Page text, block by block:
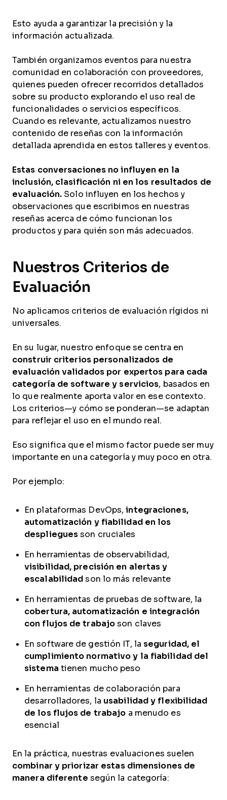
Esto ayuda a garantizar la precisión y la
información actualizada.
También organizamos eventos para nuestra
comunidad en colaboración con proveedores,
quienes pueden ofrecer recorridos detallados
sobre su producto explorando el uso real de
funcionalidades o servicios específicos.
Cuando es relevante, actualizamos nuestro
contenido de reseñas con la información
detallada aprendida en estos talleres y eventos.
Estas conversaciones no influyen en la
inclusión, clasificación ni en los resultados de
evaluación. Solo influyen en los hechos y
observaciones que escribimos en nuestras
reseñas acerca de cómo funcionan los
productos y para quién son más adecuados.
Nuestros Criterios de
Evaluación
No aplicamos criterios de evaluación rígidos ni
universales.
En su lugar, nuestro enfoque se centra en
construir criterios personalizados de
evaluación validados por expertos para cada
categoría de software y servicios, basados en
lo que realmente aporta valor en ese contexto.
Los criterios—y cómo se ponderan—se adaptan
para reflejar el uso en el mundo real.
Eso significa que el mismo factor puede ser muy
importante en una categoría y muy poco en otra.
Por ejemplo:
En plataformas DevOps,integraciones,
automatización y fiabilidad en los
despliegues son cruciales
En herramientas de observabilidad,
visibilidad, precisión en alertas y
escalabilidad son lo más relevante
En herramientas de pruebas de software, la
cobertura, automatización e integración
con flujos de trabajo son claves
En software de gestión IT, la seguridad, el
cumplimiento normativo y la fiabilidad del
sistema tienen mucho peso
En herramientas de colaboración para
desarrolladores, la usabilidad y flexibilidad
de los flujos de trabajo a menudo es
esencial
En la práctica, nuestras evaluaciones suelen
combinar y priorizar estas dimensiones de
manera diferente según la categoría: